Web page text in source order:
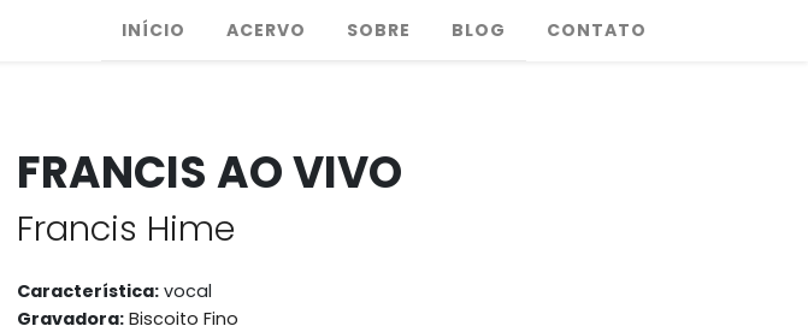
INÍCIO ACERVO SOBRE BLOG CONTATO
FRANCIS AO VIVO
Francis Hime
Característica: vocal
Gravadora: Biscoito Fino